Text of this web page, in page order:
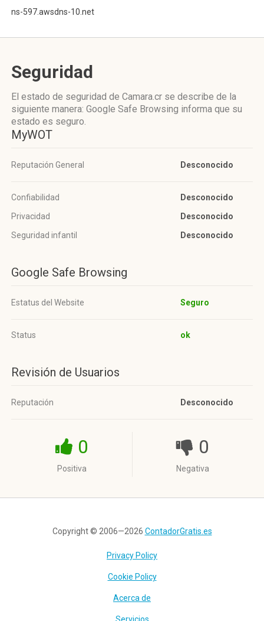
ns-597.awsdns-10.net
Seguridad
El estado de seguridad de Camara.cr se describe de la
siguiente manera: Google Safe Browsing informa que su
estado es seguro.
MyWOT
Reputación General Desconocido
Confiabilidad
Desconocido
Privacidad
Desconocido
Seguridad infantil
Desconocido
Google Safe Browsing
Estatus del Website Seguro
Status ok
Revisión de Usuarios
Reputación Desconocido
0
Positiva
0
Negativa
Copyright © 2006—2026 ContadorGratis.es
Privacy Policy
Cookie Policy
Acerca de